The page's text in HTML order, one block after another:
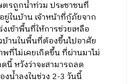
ตรถูกน้ำท่วม ประชาชนที่
ในบ้าน เจ้าหน้าที่กู้ภัยจาก
เข้าพื้นที่ให้การช่วยเหลือ
บ้านในพื้นที่ต้องขึ้นไปอาศัย
ที่ไม่เคยเกิดขึ้น ที่ผ่านมาไม่
นี้ หวังว่าจะสามารถลด
งน้ำลงในช่วง 2-3 วันนี้